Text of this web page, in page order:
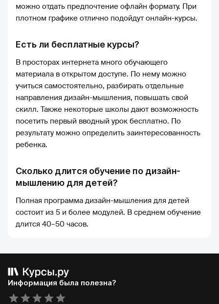
можно отдать предпочтение офлайн формату. При
плотном графике отлично подойдут онлайн-курсы.
Есть ли бесплатные курсы?
В просторах интернета много обучающего
материала в открытом доступе. По нему можно
учиться самостоятельно, разбирать отдельные
направления дизайн-мышления, повышать свой
скилл. Также некоторые школы дают возможность
посетить первый вводный урок бесплатно. По
результату можно определить заинтересованность
ребенка.
Сколько длится обучение по дизайн-
мышлению для детей?
Полная программа дизайн-мышления для детей
состоит из 5 и более модулей. В среднем обучение
длится 40–50 часов.
Информация была полезна?